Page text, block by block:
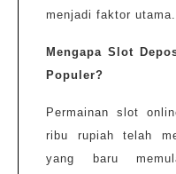
menjadi faktor utama.
Mengapa Slot
Populer?
Permainan slot
ribu rupiah telah
yang baru